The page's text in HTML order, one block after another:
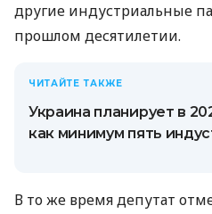
другие индустриальные
прошлом десятилетии.
ЧИТАЙТЕ ТАКЖЕ
Украина планирует в
как минимум пять
В то же время депутат